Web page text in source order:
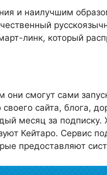
и наилучшим
линк, который
смогут сами
сайта, блога,
месяц за
Кейтаро. Сервис
предоставляют